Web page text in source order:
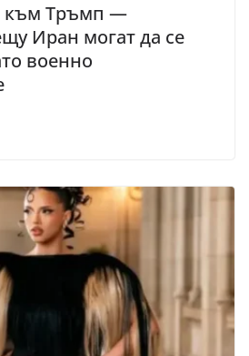
към Тръмп —
Иран могат да се
военно